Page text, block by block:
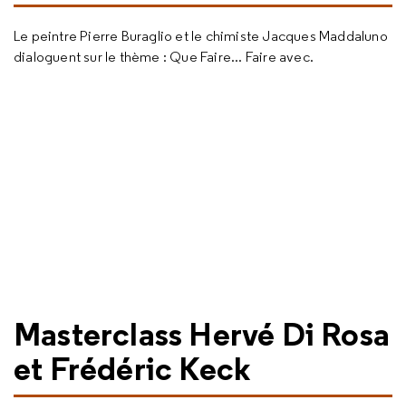
Le peintre Pierre Buraglio et le chimiste Jacques Maddaluno
dialoguent sur le thème : Que Faire... Faire avec.
Masterclass Hervé Di Rosa
et Frédéric Keck